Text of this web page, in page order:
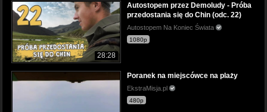
28:28
Autostopem przez Demoludy - Próba
przedostania się do Chin (odc. 22)
Autostopem Na Koniec Świata
1080p
Poranek na miejscówce na plaży
EkstraMisja.pl
480p